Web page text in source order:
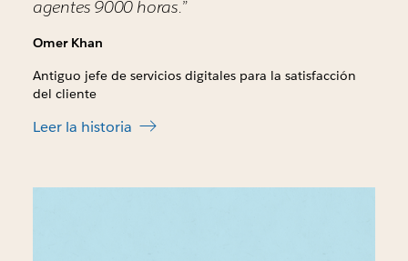
agentes 9000 horas.”
Omer Khan
Antiguo jefe de servicios digitales para la satisfacción
del cliente
Leer la historia